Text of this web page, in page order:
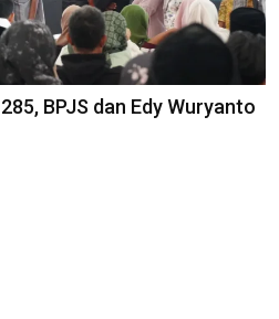
BPJS dan Edy Wuryanto